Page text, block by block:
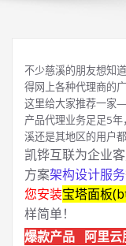
不少慈溪的朋友想知
得网上各种代理商的
这里给大家推荐一家
产品代理业务足足5
溪还是其地区的用户
凯铧互联为企业
方案架构设计服务
您安装宝塔面板
样简单！
爆款产品 阿里云